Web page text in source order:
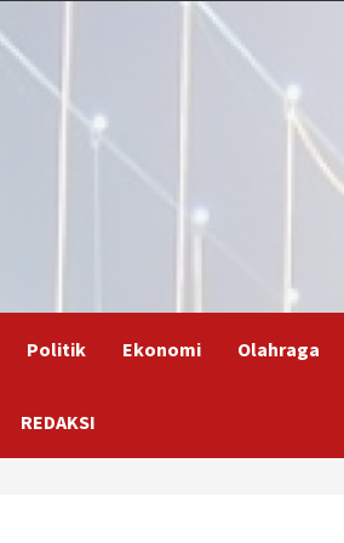
Politik Ekonomi Olahraga
REDAKSI